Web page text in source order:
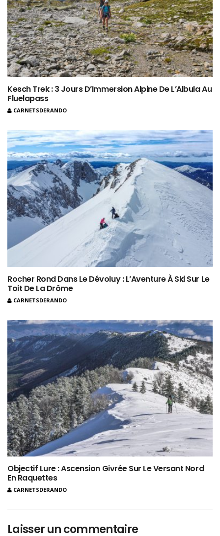
Kesch Trek : 3 Jours D’Immersion Alpine De L’Albula Au
Fluelapass
CARNETSDERANDO
Rocher Rond Dans Le Dévoluy : L’Aventure À Ski Sur Le
Toit De La Drôme
CARNETSDERANDO
Objectif Lure : Ascension Givrée Sur Le Versant Nord
En Raquettes
CARNETSDERANDO
Laisser un commentaire